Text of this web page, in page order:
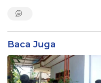
Baca Juga